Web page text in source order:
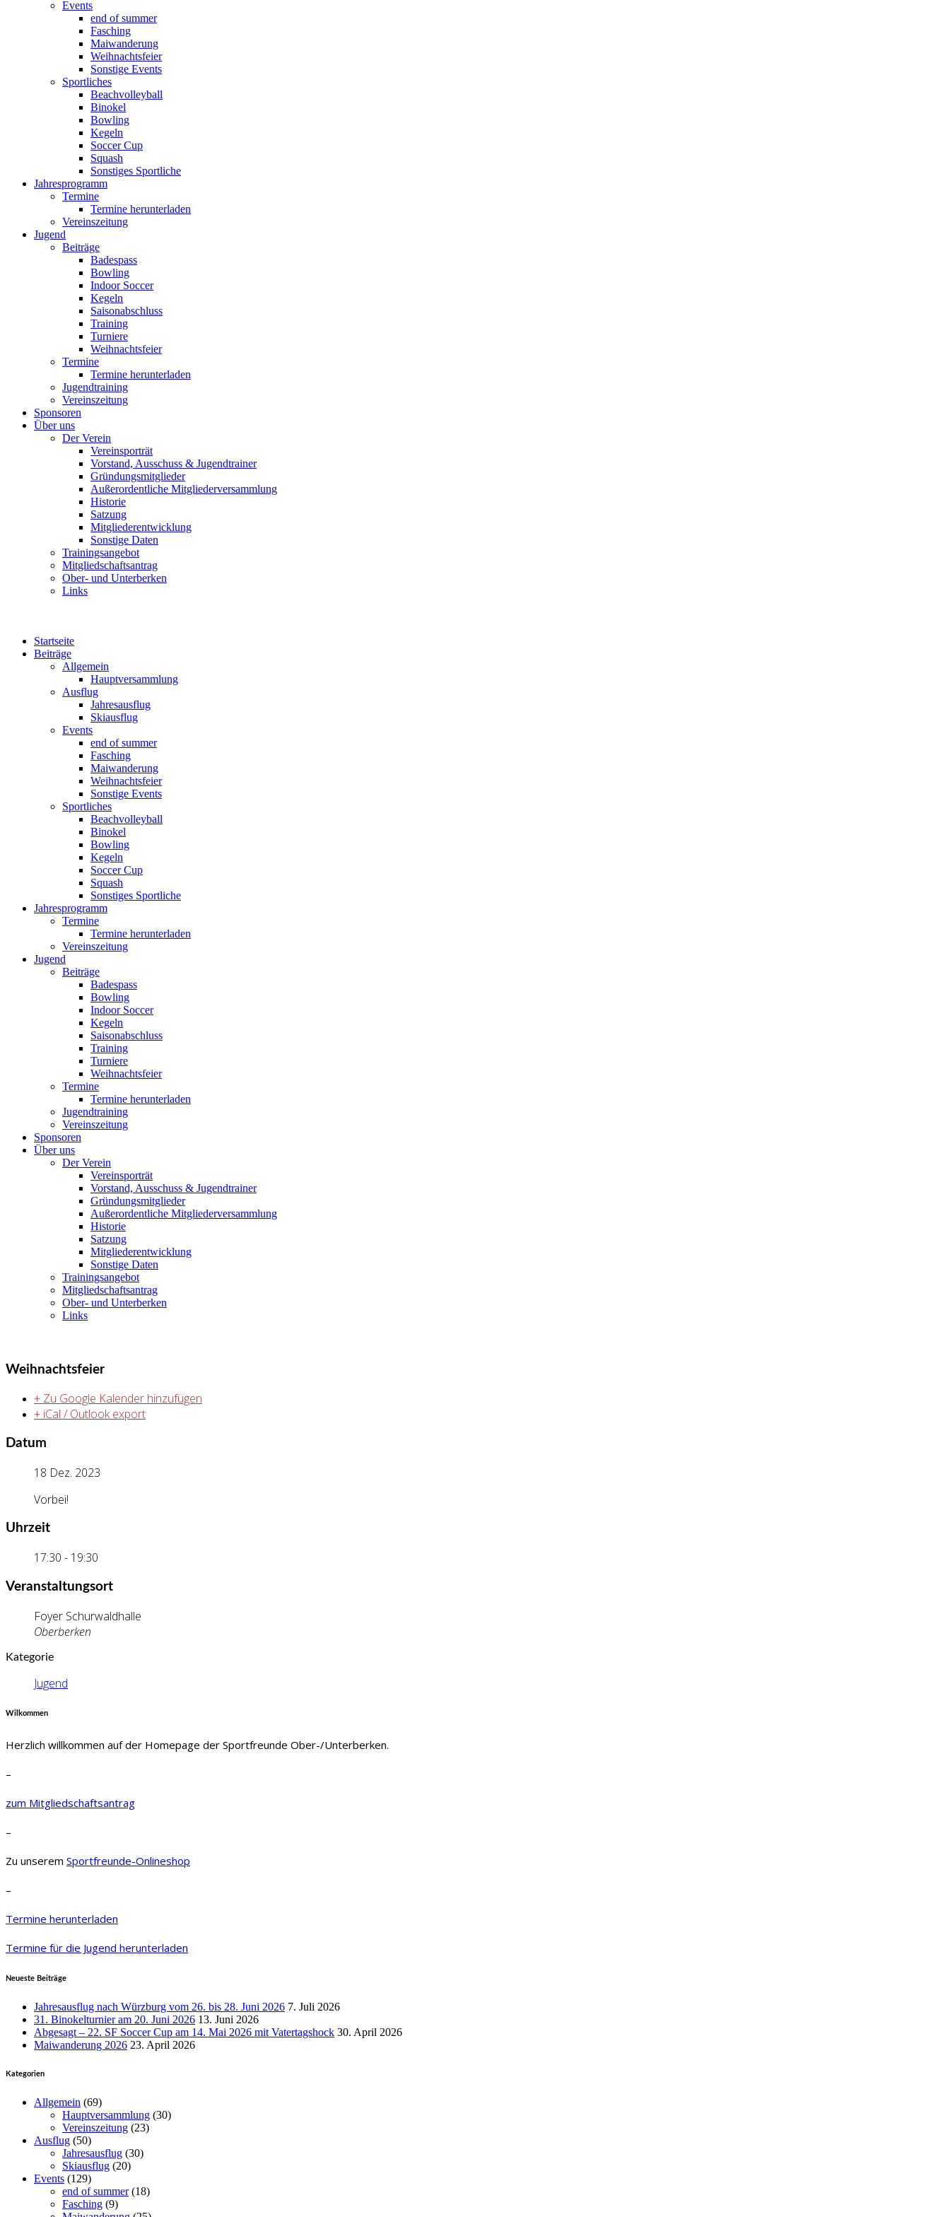
Events
end of summer
Fasching
Maiwanderung
Weihnachtsfeier
Sonstige Events
Sportliches
Beachvolleyball
Binokel
Bowling
Kegeln
Soccer Cup
Squash
Sonstiges Sportliche
Jahresprogramm
Termine
Termine herunterladen
Vereinszeitung
Jugend
Beiträge
Badespass
Bowling
Indoor Soccer
Kegeln
Saisonabschluss
Training
Turniere
Weihnachtsfeier
Termine
Termine herunterladen
Jugendtraining
Vereinszeitung
Sponsoren
Über uns
Der Verein
Vereinsporträt
Vorstand, Ausschuss & Jugendtrainer
Gründungsmitglieder
Außerordentliche Mitgliederversammlung
Historie
Satzung
Mitgliederentwicklung
Sonstige Daten
Trainingsangebot
Mitgliedschaftsantrag
Ober- und Unterberken
Links
Startseite
Beiträge
Allgemein
Hauptversammlung
Ausflug
Jahresausflug
Skiausflug
Events
end of summer
Fasching
Maiwanderung
Weihnachtsfeier
Sonstige Events
Sportliches
Beachvolleyball
Binokel
Bowling
Kegeln
Soccer Cup
Squash
Sonstiges Sportliche
Jahresprogramm
Termine
Termine herunterladen
Vereinszeitung
Jugend
Beiträge
Badespass
Bowling
Indoor Soccer
Kegeln
Saisonabschluss
Training
Turniere
Weihnachtsfeier
Termine
Termine herunterladen
Jugendtraining
Vereinszeitung
Sponsoren
Über uns
Der Verein
Vereinsporträt
Vorstand, Ausschuss & Jugendtrainer
Gründungsmitglieder
Außerordentliche Mitgliederversammlung
Historie
Satzung
Mitgliederentwicklung
Sonstige Daten
Trainingsangebot
Mitgliedschaftsantrag
Ober- und Unterberken
Links
Weihnachtsfeier
+ Zu Google Kalender hinzufügen
+ iCal / Outlook export
Datum
18 Dez. 2023
Vorbei!
Uhrzeit
17:30 - 19:30
Veranstaltungsort
Foyer Schurwaldhalle
Oberberken
Kategorie
Jugend
Wilkommen
Herzlich willkommen auf der Homepage der Sportfreunde Ober-/Unterberken.
–
zum Mitgliedschaftsantrag
–
Zu unserem Sportfreunde-Onlineshop
–
Termine herunterladen
Termine für die Jugend herunterladen
Neueste Beiträge
Jahresausflug nach Würzburg vom 26. bis 28. Juni 2026 7. Juli 2026
31. Binokelturnier am 20. Juni 2026 13. Juni 2026
Abgesagt – 22. SF Soccer Cup am 14. Mai 2026 mit Vatertagshock 30. April 2026
Maiwanderung 2026 23. April 2026
Kategorien
Allgemein (69)
Hauptversammlung (30)
Vereinszeitung (23)
Ausflug (50)
Jahresausflug (30)
Skiausflug (20)
Events (129)
end of summer(18)
Fasching (9)